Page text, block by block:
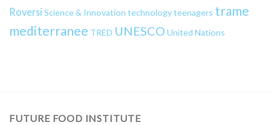
Roversi Science & Innovation technologyteenagers trame
mediterranee TRED UNESCO United Nations
FUTURE FOOD INSTITUTE